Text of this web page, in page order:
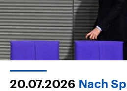
20.07.2026 Nach